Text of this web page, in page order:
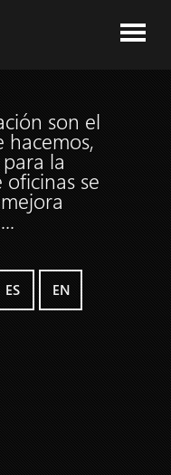
son el
hacemos,
la
se
ES EN